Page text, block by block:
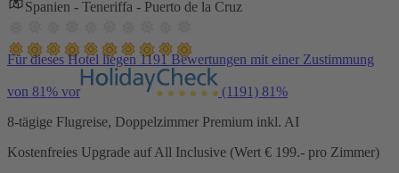
Spanien - Teneriffa - Puerto de la Cruz
Für dieses Hotel liegen 1191 Bewertungen mit einer Zustimmung
von 81% vor (1191) 81%
8-tägige Flugreise, Doppelzimmer Premium inkl. AI
Kostenfreies Upgrade auf All Inclusive (Wert € 199.- pro Zimmer)